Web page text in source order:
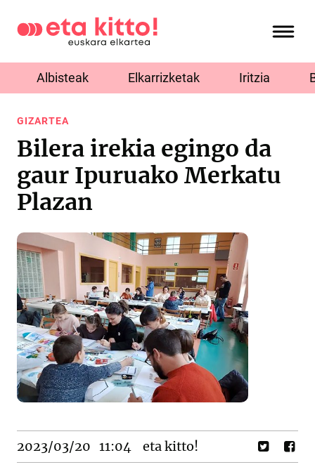
Albisteak Elkarrizketak Iritzia
GIZARTEA
Bilera irekia egingo da
gaur Ipuruako Merkatu
Plazan
2023/03/20 11:04 eta kitto!